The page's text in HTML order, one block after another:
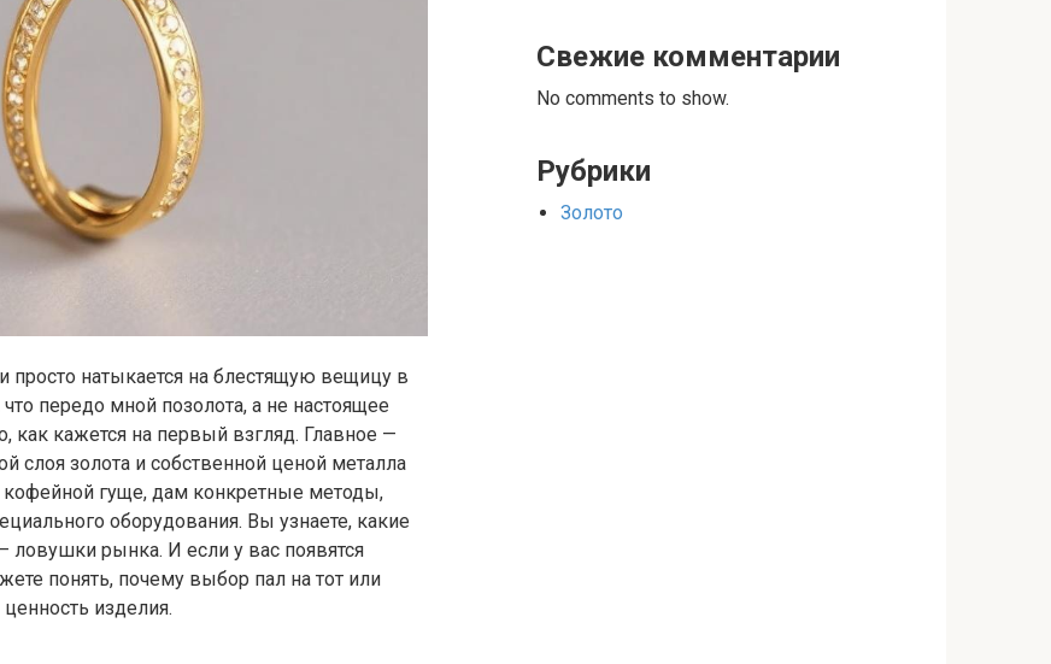
натыкается на блестящую вещицу в
передо мной позолота, а не настоящее
как кажется на первый взгляд. Главное —
слоя золота и собственной ценой металла
кофейной гуще, дам конкретные методы,
оборудования. Вы узнаете, какие
ловушки рынка. И если у вас появятся
понять, почему выбор пал на тот или
изделия.
Свежие комментарии
No comments to show.
Рубрики
Золото